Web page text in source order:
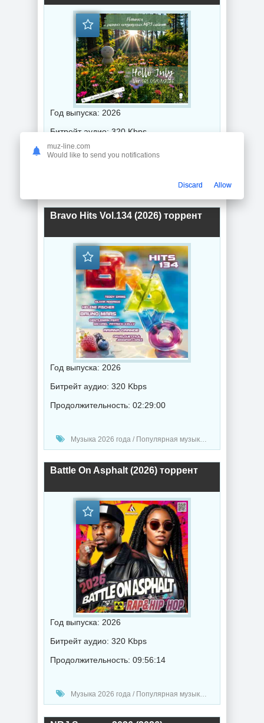
Год выпуска: 2026
Битрейт аудио: 320 Kbps
Продолжительность: 00:03:53:07
Музыка 2026 года / Популярная музыка / Клубная музыка / Рок - альтернативная музыка / Диско музыка / Рэп - хип хоп музыка / Поп музыка / Танцевальная музыка / Музыка VA / RnB music
Bravo Hits Vol.134 (2026) торрент
Год выпуска: 2026
Битрейт аудио: 320 Kbps
Продолжительность: 02:29:00
Музыка 2026 года / Популярная музыка / Рок - альтернативная музыка / Диско музыка / Рэп - хип хоп музыка / Танцевальная музыка / Музыка VA / RnB music / Hip-Hop music
Battle On Asphalt (2026) торрент
Год выпуска: 2026
Битрейт аудио: 320 Kbps
Продолжительность: 09:56:14
Музыка 2026 года / Популярная музыка / Рэп - хип хоп музыка / Музыка VA / Hip-Hop music
muz-line.com
Would like to send you notifications
Discard Allow